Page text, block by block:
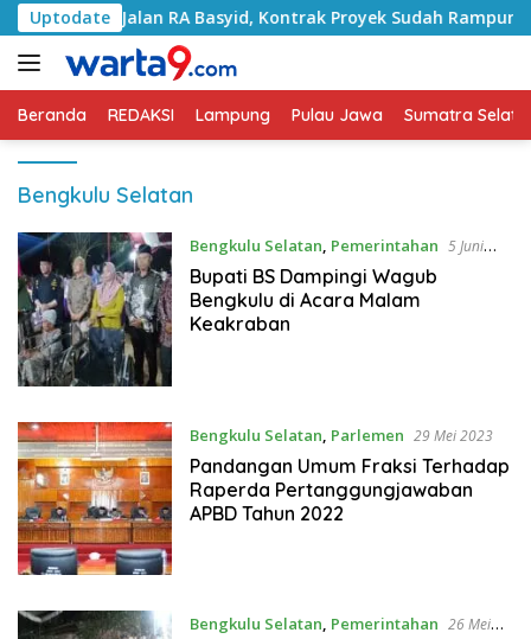
Langsung
ke
konten
Uptodate
Jalan RA Basyid, Kontrak Proyek Sudah Rampung
Beranda REDAKSI Lampung Pulau Jawa Sumatra
Bengkulu Selatan
Bengkulu Selatan, Pemerintahan 5 Juni
2023
Bupati BS Dampingi Wagub
Bengkulu di Acara Malam
Keakraban
Bengkulu Selatan Parlemen 29 Mei 2023
Pandangan Umum Fraksi Terhadap
Raperda Pertanggungjawaban
APBD Tahun 2022
Bengkulu Selatan, Pemerintahan 26 Mei